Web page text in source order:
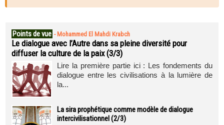
Points de vue - Mohammed El Mahdi Krabch
Le dialogue avec l’Autre dans sa pleine diversité pour
diffuser la culture de la paix (3/3)
Lire la première partie ici : Les fondements du
dialogue entre les civilisations à la lumière de
la...
La sira prophétique comme modèle de dialogue
intercivilisationnel (2/3)